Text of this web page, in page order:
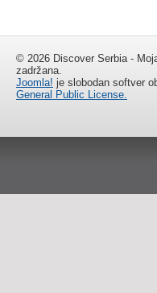
© 2026 Discover Serbia -
zadržana.
Joomla! je slobodan softver
General Public License.